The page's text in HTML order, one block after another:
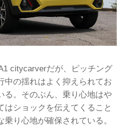
citycarverだが、ピッチング
中の揺れはよく抑えられてお
る。そのぶん、乗り心地はや
はショックを伝えてくること
り心地が確保されている。